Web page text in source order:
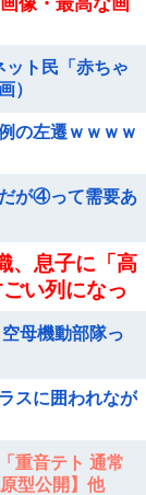
ット民「赤ちゃ
）
の左遷ｗｗｗｗ
が④って需要あ
、息子に「高
い列になっ
母機動部隊っ
スに囲われなが
重音テト 通常
型公開】他